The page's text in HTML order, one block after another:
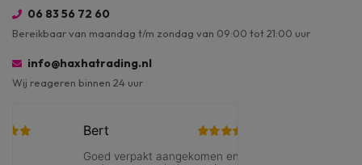
06 83 56 72 60
Bereikbaar van maandag t/m zondag van 09:00 tot 21:00 uur
info@haxhatrading.nl
Wij reageren binnen 24 uur